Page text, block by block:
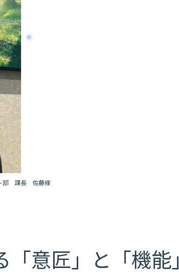
部 課長 佐藤様
意匠」と「機能」